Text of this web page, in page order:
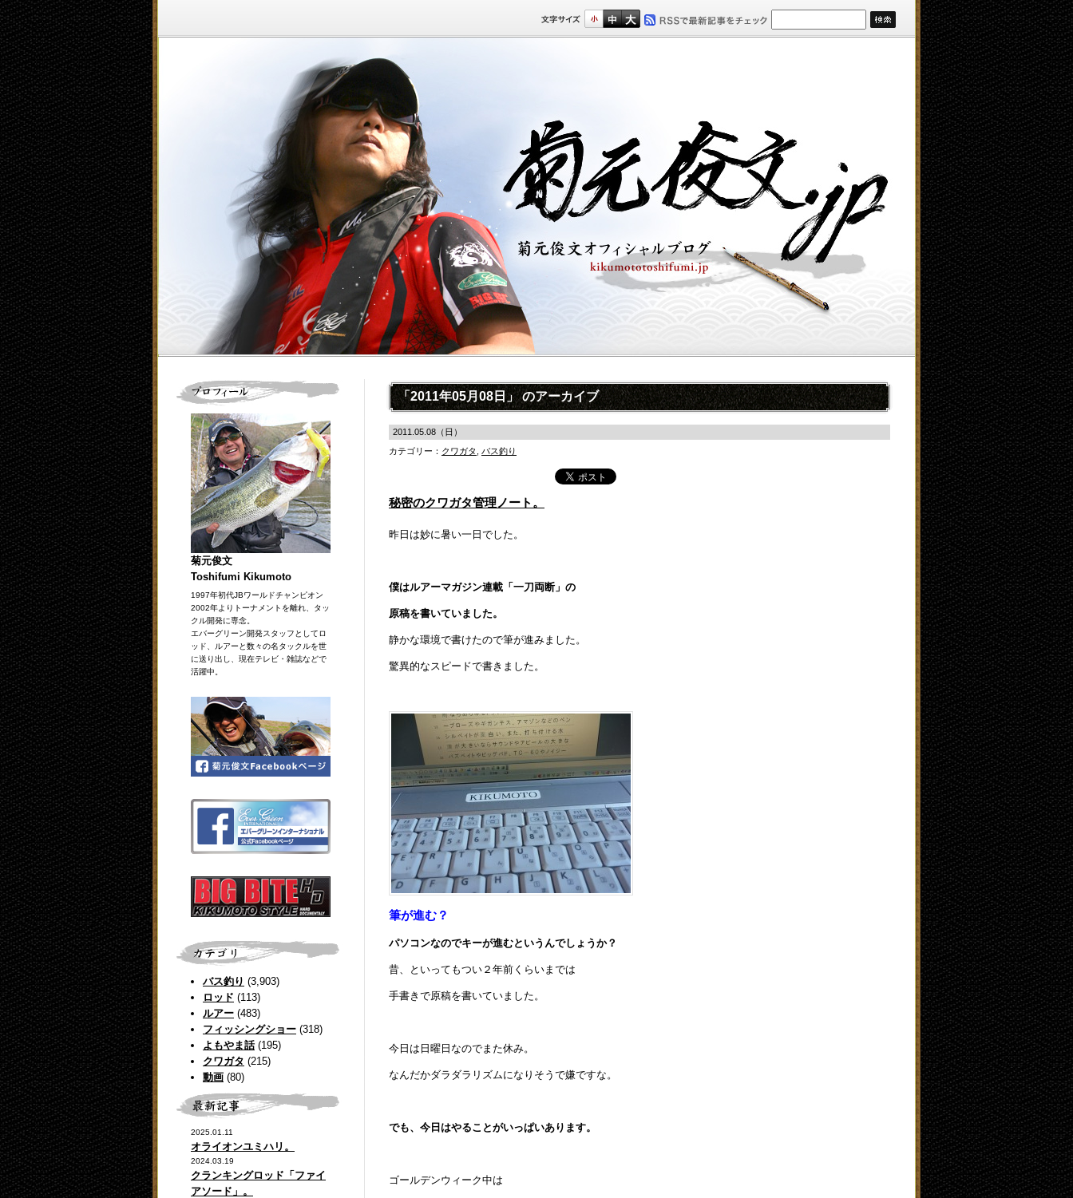
菊元俊文
Toshifumi Kikumoto
1997年初代JBワールドチャンピオン
2002年よりトーナメントを離れ、タッ
クル開発に専念。
エバーグリーン開発スタッフとしてロ
ッド、ルアーと数々の名タックルを世
に送り出し、現在テレビ・雑誌などで
活躍中。
バス釣り (3,903)
ロッド (113)
ルアー (483)
フィッシングショー (318)
よもやま話(195)
クワガタ (215)
動画 (80)
2025.01.11
オライオンユミハリ。
2024.03.19
クランキングロッド「ファイ
アソード」。
「2011年05月08日」 のアーカイブ
2011.05.08（日）
カテゴリー： クワガタ バス釣り
秘密のクワガタ管理ノート。
昨日は妙に暑い一日でした。
僕はルアーマガジン連載「一刀両断」の
原稿を書いていました。
静かな環境で書けたので筆が進みました。
驚異的なスピードで書きました。
筆が進む？
パソコンなのでキーが進むというんでしょうか？
昔、といってもつい２年前くらいまでは
手書きで原稿を書いていました。
今日は日曜日なのでまた休み。
なんだかダラダラリズムになりそうで嫌ですな。
でも、今日はやることがいっぱいあります。
ゴールデンウィーク中は